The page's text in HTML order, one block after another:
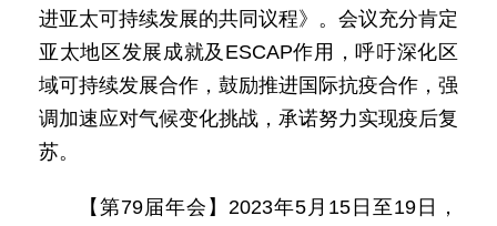
进亚太可持续发展的共同议程》。会议充分肯定
亚太地区发展成就及ESCAP作用，呼吁深化区
域可持续发展合作，鼓励推进国际抗疫合作，强
调加速应对气候变化挑战，承诺努力实现疫后复
苏。
【第79届年会】2023年5月15日至19日，